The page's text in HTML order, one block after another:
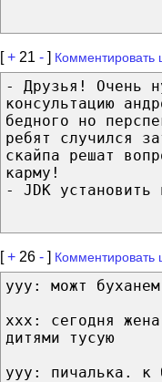
[+ 21 - ] Комментировать
- Друзья! Очень
консультацию
бедного но
ребят случился
скайпа решат
карму!
- JDK установить
[+ 26 - ] Комментировать
ууу: можт буханем
ххх: сегодня
дитями тусую
ууу: пичалька. к